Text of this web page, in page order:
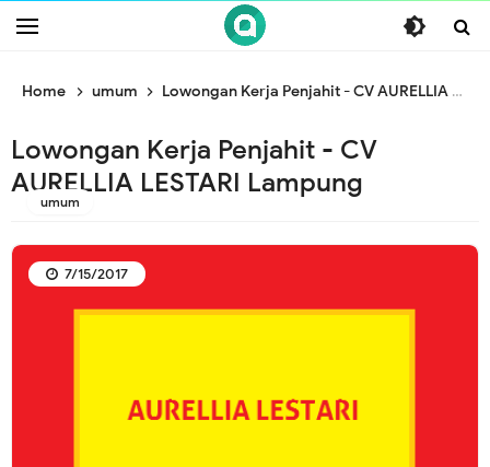
/* ganti br end */
Home umum Lowongan Kerja Penjahit - CV AURELLIA LESTARI Lampung
Lowongan Kerja Penjahit - CV
AURELLIA LESTARI Lampung
umum
7/15/2017